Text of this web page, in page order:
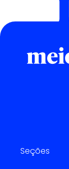
Seções